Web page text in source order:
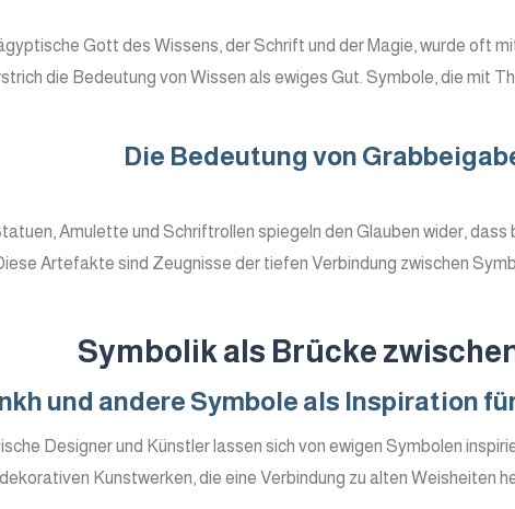
Gott des Wissens, der Schrift und der Magie, wurde oft
die Bedeutung von Wissen als ewiges Gut. Symbole, die mit
Die Bedeutung von
Amulette und Schriftrollen spiegeln den Glauben wider,
Artefakte sind Zeugnisse der tiefen Verbindung zwischen
Symbolik als Brücke
und andere Symbole als Inspiration
Designer und Künstler lassen sich von ewigen Symbolen
Kunstwerken, die eine Verbindung zu alten Weisheiten